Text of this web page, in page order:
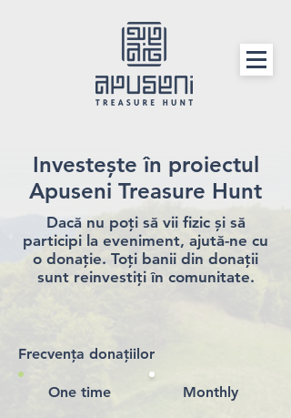
Investește în proiectul
Apuseni Treasure Hunt
Dacă nu poți să vii fizic și să
participi la eveniment, ajută-ne cu
o donație. Toți banii din donații
sunt reinvestiți în comunitate.
Frecvența donațiilor
One time Monthly